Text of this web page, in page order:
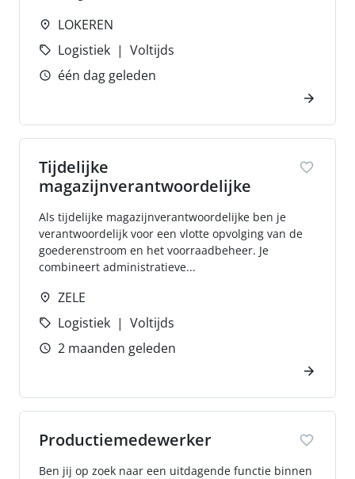
LOKEREN
Logistiek
Voltijds
één dag geleden
Tijdelijke
magazijnverantwoordelijke
Als tijdelijke magazijnverantwoordelijke ben je
verantwoordelijk voor een vlotte opvolging van de
goederenstroom en het voorraadbeheer. Je
combineert administratieve...
ZELE
Logistiek
Voltijds
2 maanden geleden
Productiemedewerker
Ben jij op zoek naar een uitdagende functie binnen